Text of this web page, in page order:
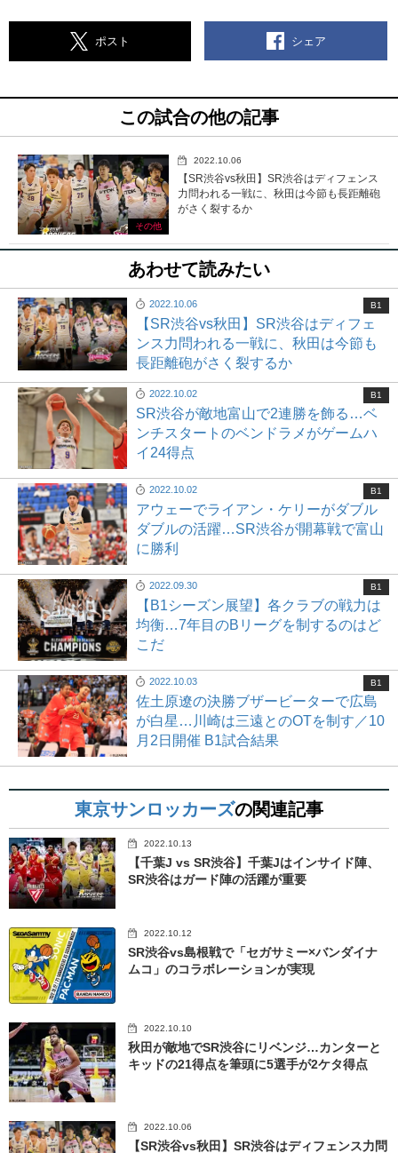
ポスト シェア
この試合の他の記事
その他
2022.10.06
【SR渋谷vs秋田】SR渋谷はディフェンス
力問われる一戦に、秋田は今節も長距離砲
がさく裂するか
あわせて読みたい
2022.10.06
【SR渋谷vs秋田】SR渋谷はディフェ
ンス力問われる一戦に、秋田は今節も
長距離砲がさく裂するか
B1
2022.10.02
SR渋谷が敵地富山で2連勝を飾る…ベ
ンチスタートのベンドラメがゲームハ
イ24得点
B1
2022.10.02
アウェーでライアン・ケリーがダブル
ダブルの活躍…SR渋谷が開幕戦で富山
に勝利
B1
2022.09.30
【B1シーズン展望】各クラブの戦力は
均衡…7年目のBリーグを制するのはど
こだ
B1
2022.10.03
佐土原遼の決勝ブザービーターで広島
が白星…川崎は三遠とのOTを制す／10
月2日開催 B1試合結果
B1
東京サンロッカーズの関連記事
2022.10.13
【千葉J vs SR渋谷】千葉Jはインサイド陣、
SR渋谷はガード陣の活躍が重要
2022.10.12
SR渋谷vs島根戦で「セガサミー×バンダイナ
ムコ」のコラボレーションが実現
2022.10.10
秋田が敵地でSR渋谷にリベンジ…カンターと
キッドの21得点を筆頭に5選手が2ケタ得点
2022.10.06
【SR渋谷vs秋田】SR渋谷はディフェンス力問